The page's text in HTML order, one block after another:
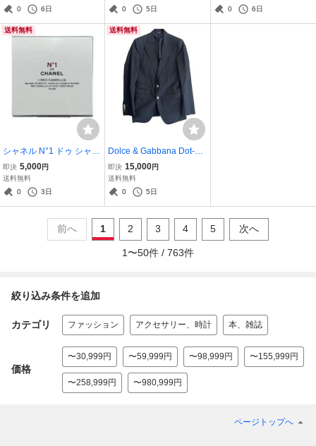
M FORD Cashmere Blen
カーディガン
0
6日
ルチエ ジャケット
0
5日
イトレーベル テーラード
0
6日
送料無料
シャネル N°1 ドゥ シャネ
ル レッド カメリア リバイ
タライジング リップ＆チ
ーク バーム CHANEL N°1
即決 5,000円
送料無料
0
3日
送料無料
Dolce & Gabbana Dot-Lin
ed Tailored Jacket Navy
ドルチェ＆ガッバーナ テ
ーラードジャケット ブレ
即決 15,000円
送料無料
0
5日
前へ 1 2 3 4 5 次へ
1 〜50件 / 763件
絞り込み条件を追加
カテゴリ ファッション アクセサリー、時計 本、雑誌
価格
〜30,999円 〜59,999円 〜98,999円 〜155,999円
〜258,999円 〜980,999円
ページトップへ